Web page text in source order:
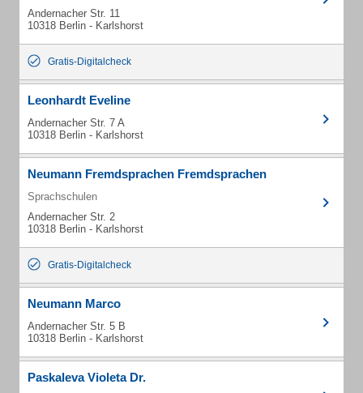
Andernacher Str. 11
10318 Berlin - Karlshorst
Gratis-Digitalcheck
Leonhardt Eveline
Andernacher Str. 7 A
10318 Berlin - Karlshorst
Neumann Fremdsprachen Fremdsprachen
Sprachschulen
Andernacher Str. 2
10318 Berlin - Karlshorst
Gratis-Digitalcheck
Neumann Marco
Andernacher Str. 5 B
10318 Berlin - Karlshorst
Paskaleva Violeta Dr.